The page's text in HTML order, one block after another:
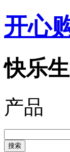
开心
快乐
产品
搜索